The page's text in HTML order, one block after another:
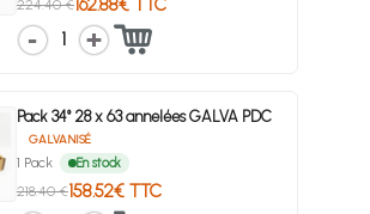
224.40 €162.88€ TTC
1
Pack 34° 28 x 63 annelées GALVA PDC
GALVANISÉ
1 Pack En stock
218.40 €158.52€ TTC